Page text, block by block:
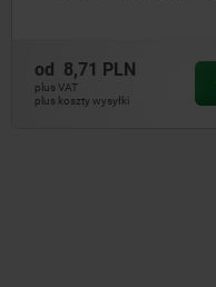
od 8,71 PLN
plus VAT
plus koszty wysyłki